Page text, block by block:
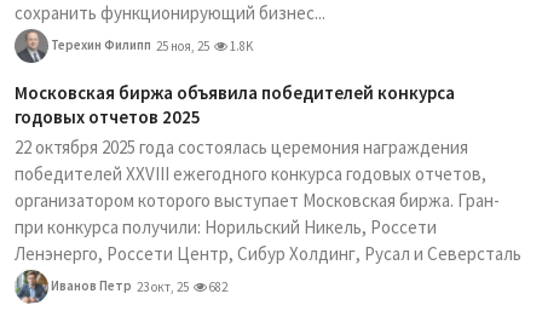
сохранить функционирующий бизнес...
Терехин Филипп 25 ноя, 25 1.8K
Московская биржа объявила победителей конкурса
годовых отчетов 2025
22 октября 2025 года состоялась церемония награждения
победителей XXVIII ежегодного конкурса годовых отчетов,
организатором которого выступает Московская биржа. Гран-
при конкурса получили: Норильский Никель, Россети
Ленэнерго, Россети Центр, Сибур Холдинг, Русал и Северсталь
Иванов Петр 23 окт, 25 682